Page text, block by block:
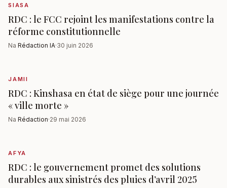
SIASA
RDC : le FCC rejoint les manifestations contre la
réforme constitutionnelle
Na Rédaction IA·30 juin 2026
JAMII
RDC : Kinshasa en état de siège pour une journée
« ville morte »
Na Rédaction·29 mai 2026
AFYA
RDC : le gouvernement promet des solutions
durables aux sinistrés des pluies d’avril 2025